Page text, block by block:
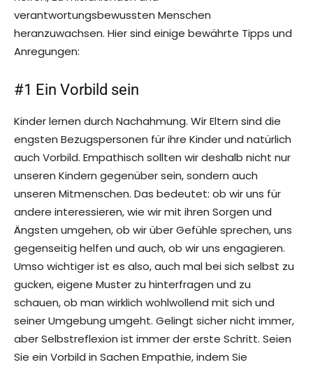
verantwortungsbewussten Menschen
heranzuwachsen. Hier sind einige bewährte Tipps und
Anregungen:
#1 Ein Vorbild sein
Kinder lernen durch Nachahmung. Wir Eltern sind die
engsten Bezugspersonen für ihre Kinder und natürlich
auch Vorbild. Empathisch sollten wir deshalb nicht nur
unseren Kindern gegenüber sein, sondern auch
unseren Mitmenschen. Das bedeutet: ob wir uns für
andere interessieren, wie wir mit ihren Sorgen und
Ängsten umgehen, ob wir über Gefühle sprechen, uns
gegenseitig helfen und auch, ob wir uns engagieren.
Umso wichtiger ist es also, auch mal bei sich selbst zu
gucken, eigene Muster zu hinterfragen und zu
schauen, ob man wirklich wohlwollend mit sich und
seiner Umgebung umgeht. Gelingt sicher nicht immer,
aber Selbstreflexion ist immer der erste Schritt. Seien
Sie ein Vorbild in Sachen Empathie, indem Sie